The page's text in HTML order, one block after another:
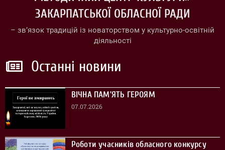
ЗАКАРПАТСЬКОЇ ОБЛАСНОЇ РАДИ
– зв’язок традицій із новаторством у культурно-освітній
діяльності
Останні новини
ВІЧНА ПАМ’ЯТЬ ГЕРОЯМ
07.07.2026
Роботи учасників обласного конкурсу